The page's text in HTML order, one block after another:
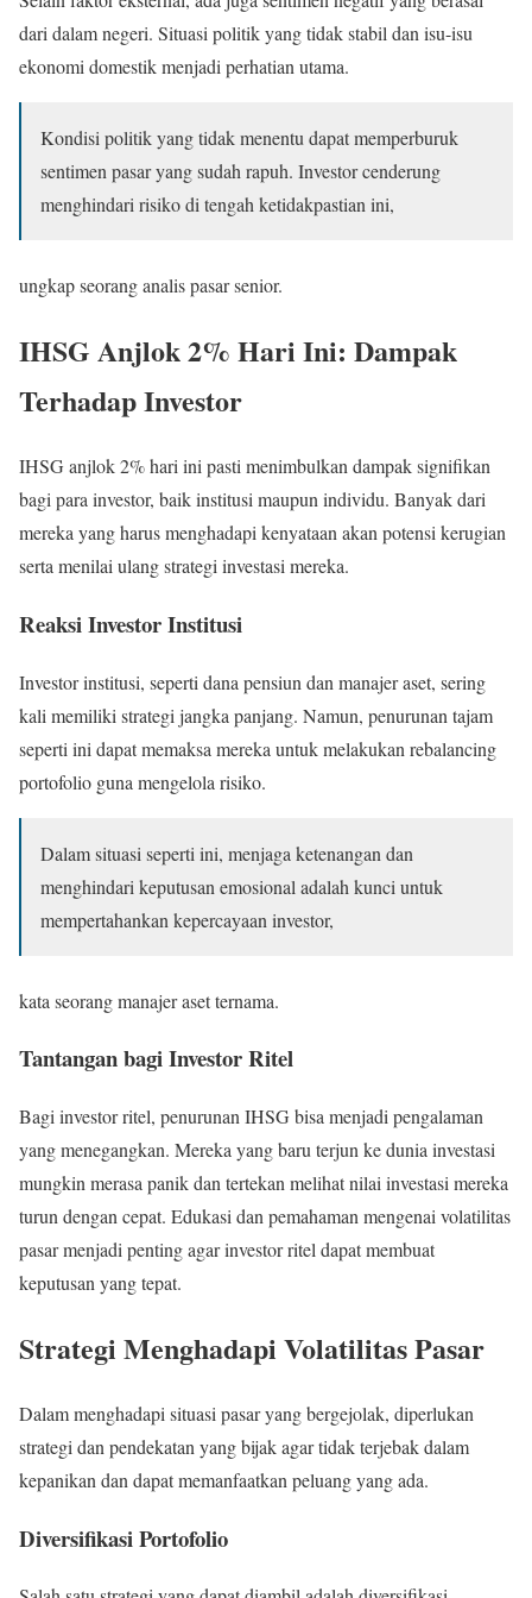
dari dalam negeri. Situasi politik yang tidak stabil dan isu-isu
ekonomi domestik menjadi perhatian utama.
Kondisi politik yang tidak menentu dapat memperburuk
sentimen pasar yang sudah rapuh. Investor cenderung
menghindari risiko di tengah ketidakpastian ini,
ungkap seorang analis pasar senior.
IHSG Anjlok 2% Hari Ini: Dampak
Terhadap Investor
IHSG anjlok 2% hari ini pasti menimbulkan dampak signifikan
bagi para investor, baik institusi maupun individu. Banyak dari
mereka yang harus menghadapi kenyataan akan potensi kerugian
serta menilai ulang strategi investasi mereka.
Reaksi Investor Institusi
Investor institusi, seperti dana pensiun dan manajer aset, sering
kali memiliki strategi jangka panjang. Namun, penurunan tajam
seperti ini dapat memaksa mereka untuk melakukan rebalancing
portofolio guna mengelola risiko.
Dalam situasi seperti ini, menjaga ketenangan dan
menghindari keputusan emosional adalah kunci untuk
mempertahankan kepercayaan investor,
kata seorang manajer aset ternama.
Tantangan bagi Investor Ritel
Bagi investor ritel, penurunan IHSG bisa menjadi pengalaman
yang menegangkan. Mereka yang baru terjun ke dunia investasi
mungkin merasa panik dan tertekan melihat nilai investasi mereka
turun dengan cepat. Edukasi dan pemahaman mengenai volatilitas
pasar menjadi penting agar investor ritel dapat membuat
keputusan yang tepat.
Strategi Menghadapi Volatilitas Pasar
Dalam menghadapi situasi pasar yang bergejolak, diperlukan
strategi dan pendekatan yang bijak agar tidak terjebak dalam
kepanikan dan dapat memanfaatkan peluang yang ada.
Diversifikasi Portofolio